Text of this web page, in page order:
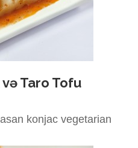
Taro Tofu
konjac vegetarian